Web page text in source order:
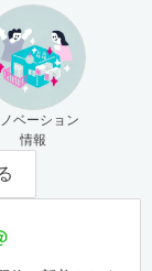
ノベーション
情報